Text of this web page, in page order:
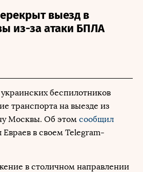
выезд в
из-за атаки БПЛА
беспилотников
транспорта на выезде из
Москвы. Об этом сообщил
в своем Telegram-
в столичном направлении